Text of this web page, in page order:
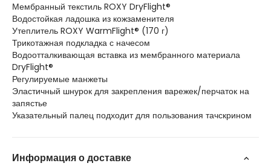
Мембранный текстиль ROXY DryFlight®
Водостойкая ладошка из кожзаменителя
Утеплитель ROXY WarmFlight® (170 г)
Трикотажная подкладка с начесом
Водоотталкивающая вставка из мембранного материала
DryFlight®
Регулируемые манжеты
Эластичный шнурок для закрепления варежек/перчаток на
запястье
Указательный палец подходит для пользования тачскрином
Информация о доставке